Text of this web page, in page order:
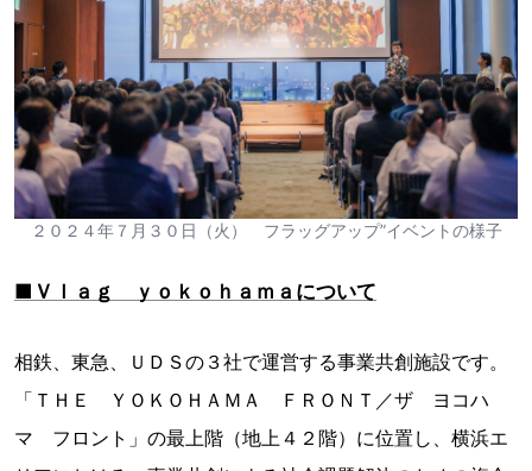
２０２４年７月３０日（火） フラッグアップ”イベントの様子
■Ｖｌａｇ ｙｏｋｏｈａｍａについて
相鉄、東急、ＵＤＳの３社で運営する事業共創施設です。
「ＴＨＥ ＹＯＫＯＨＡＭＡ ＦＲＯＮＴ／ザ ヨコハ
マ フロント」の最上階（地上４２階）に位置し、横浜エ